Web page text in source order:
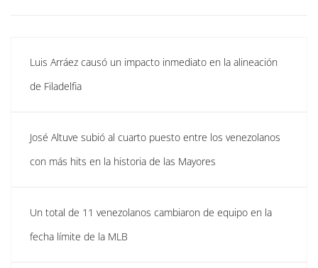
Luis Arráez causó un impacto inmediato en la alineación
de Filadelfia
José Altuve subió al cuarto puesto entre los venezolanos
con más hits en la historia de las Mayores
Un total de 11 venezolanos cambiaron de equipo en la
fecha límite de la MLB